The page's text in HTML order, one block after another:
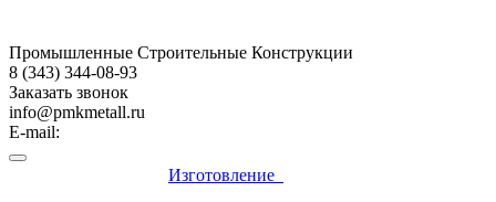
Промышленные Строительные Конструкции
8 (343) 344-08-93
Заказать звонок
info@pmkmetall.ru
E-mail:
Изготовление